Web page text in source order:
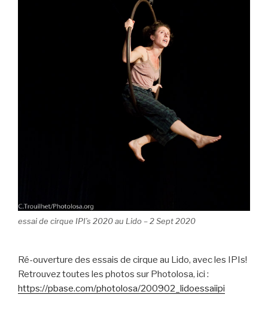
essai de cirque IPI’s 2020 au Lido – 2 Sept 2020
Ré-ouverture des essais de cirque au Lido, avec les IPIs!
Retrouvez toutes les photos sur Photolosa, ici :
https://pbase.com/photolosa/200902_lidoessaiipi